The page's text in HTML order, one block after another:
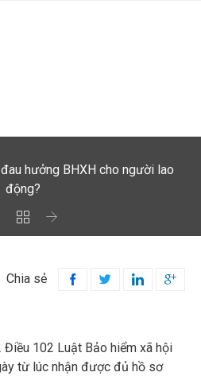
hưởng BHXH cho người lao
động?
 
Chia sẻ    
102 Luật Bảo hiểm xã hội
từ lúc nhận được đủ hồ sơ